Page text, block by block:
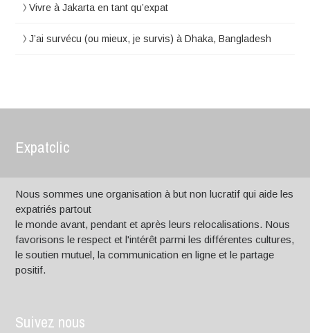
Vivre à Jakarta en tant qu’expat
J’ai survécu (ou mieux, je survis) à Dhaka, Bangladesh
Expatclic
Nous sommes une organisation à but non lucratif qui aide les
expatriés partout
le monde avant, pendant et après leurs relocalisations. Nous
favorisons le respect et l'intérêt parmi les différentes cultures,
le soutien mutuel, la communication en ligne et le partage
positif.
Suivez nous